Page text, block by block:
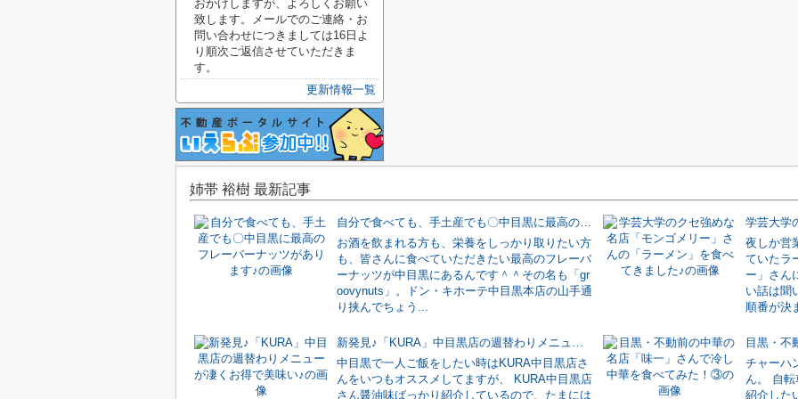
おかけしますが、よろしくお願い
致します。メールでのご連絡・お
問い合わせにつきましては16日よ
り順次ご返信させていただきま
す。
更新情報一覧
姉帯 裕樹 最新記事
自分で食べても、手土産でも〇中目黒に最高のフレーバーナッツがあります♪
お酒を飲まれる方も、栄養をしっかり取りたい方
も、皆さんに食べていただきたい最高のフレーバ
ーナッツが中目黒にあるんです＾＾その名も「gr
oovynuts」。ドン・キホーテ中目黒本店の山手通
り挟んでちょう...
夜しか営
ていたラ
ー」さん
い話は聞
順番が決
新発見♪「KURA」中目黒店の週替わりメニューが凄くお得で美味い♪
中目黒で一人ご飯をしたい時はKURA中目黒店さ
んをいつもオススメしてますが、 KURA中目黒店
さん醤油味ばっかり紹介しているので、たまには
チャーハ
ん。 自
紹介した